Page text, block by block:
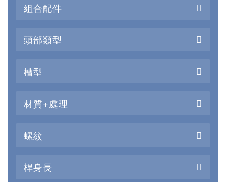
的作用，就是防鬆作用。 三、組合螺絲的優點。 組合螺絲
率。有一些用螺絲特別多的廠家，在打螺絲時有些產品上
的裝配速度。 2. 減少人為失誤、不當裝配或忘記安裝防鬆
優化庫存和物流，節省成本。 6. 拆卸更快更容易，鬆動的
防鬆墊圈難以移除，尤其是從埋頭孔上。
組合配件
頭部類型
槽型
材質+處理
螺紋
桿身長